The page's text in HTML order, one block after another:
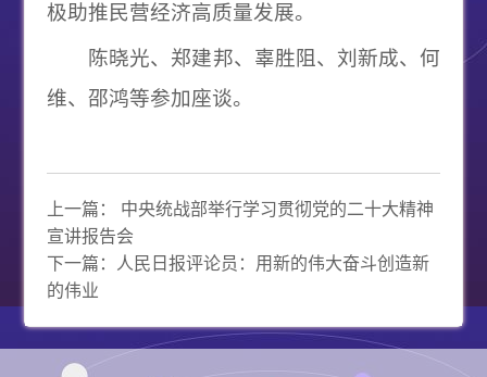
极助推民营经济高质量发展。
陈晓光、郑建邦、辜胜阻、刘新成、何
维、邵鸿等参加座谈。
上一篇： 中央统战部举行学习贯彻党的二十大精神
宣讲报告会
下一篇： 人民日报评论员：用新的伟大奋斗创造新
的伟业